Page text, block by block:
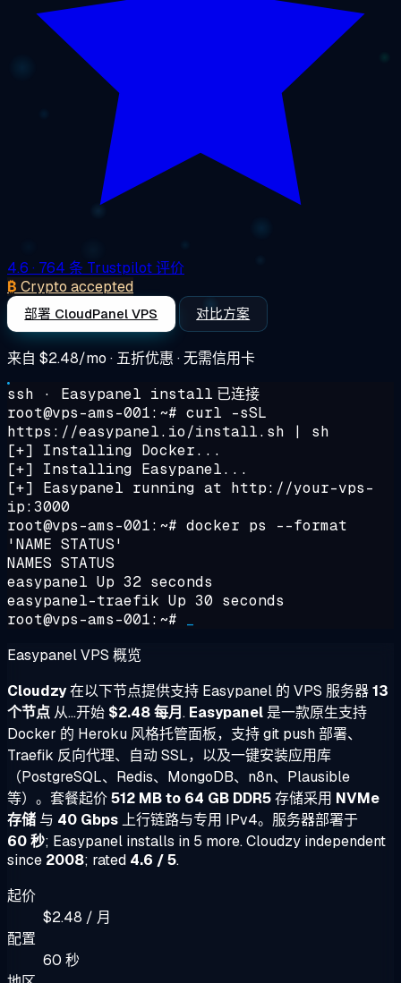
4.6 · 764 条 Trustpilot 评价
₿ Crypto accepted
部署 CloudPanel VPS 对比方案
来自 $2.48/mo · 五折优惠 · 无需信用卡
ssh · Easypanel install 已连接
root@vps-ams-001:~# curl -sSL
https://easypanel.io/install.sh | sh
[+] Installing Docker...
[+] Installing Easypanel...
[+] Easypanel running at http://your-vps-
ip:3000
root@vps-ams-001:~# docker ps --format
'NAME STATUS'
NAMES STATUS
easypanel Up 32 seconds
easypanel-traefik Up 30 seconds
root@vps-ams-001:~#
Easypanel VPS 概览
Cloudzy在以下节点提供支持 Easypanel 的 VPS 服务器13
个节点 从...开始 $2.48 每月. Easypanel 是一款原生支持
Docker 的 Heroku 风格托管面板，支持 git push 部署、
Traefik 反向代理、自动 SSL，以及一键安装应用库
（PostgreSQL、Redis、MongoDB、n8n、Plausible
等）。套餐起价512 MB to 64 GB DDR5存储采用 NVMe
存储 与 40 Gbps 上行链路与专用 IPv4。服务器部署于
60 秒; Easypanel installs in 5 more. Cloudzy independent
since 2008; rated 4.6 / 5.
起价
$2.48 / 月
配置
60 秒